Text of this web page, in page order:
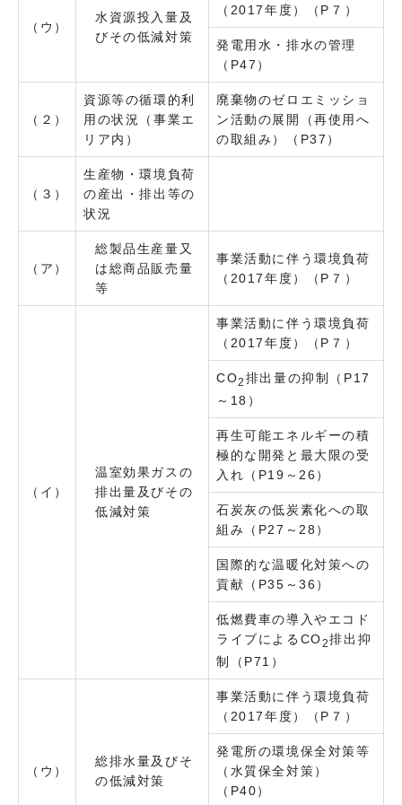
（ウ）
水資源投入量及
びその低減対策
（2017年度）（P７）
発電用水・排水の管理
（P47）
（２）
資源等の循環的利
用の状況（事業エ
リア内）
廃棄物のゼロエミッショ
ン活動の展開（再使用へ
の取組み）（P37）
（３）
生産物・環境負荷
の産出・排出等の
状況
（ア）
総製品生産量又
は総商品販売量
等
事業活動に伴う環境負荷
（2017年度）（P７）
（イ）
温室効果ガスの
排出量及びその
低減対策
事業活動に伴う環境負荷
（2017年度）（P７）
CO2 排出量の抑制（P17
～18）
再生可能エネルギーの積
極的な開発と最大限の受
入れ（P19～26）
石炭灰の低炭素化への取
組み（P27～28）
国際的な温暖化対策への
貢献（P35～36）
低燃費車の導入やエコド
ライブによるCO2排出抑
制（P71）
（ウ）
総排水量及びそ
の低減対策
事業活動に伴う環境負荷
（2017年度）（P７）
発電所の環境保全対策等
（水質保全対策）
（P40）